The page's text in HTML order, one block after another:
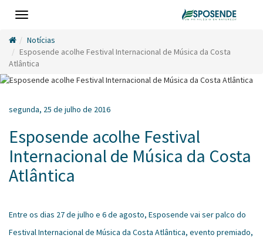
Toggle
Notícias
Esposende acolhe Festival Internacional de Música da Costa
Atlântica
segunda, 25 de julho de 2016
Esposende acolhe Festival
Internacional de Música da Costa
Atlântica
Entre os dias 27 de julho e 6 de agosto, Esposende vai ser palco do
Festival Internacional de Música da Costa Atlântica, evento premiado,